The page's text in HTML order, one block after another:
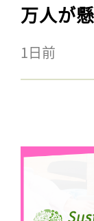
万人が
1日前